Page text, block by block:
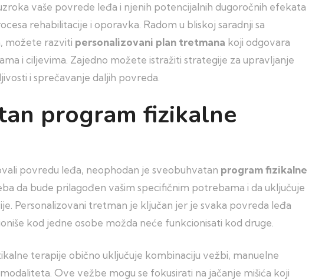
vaše povrede leđa i njenih potencijalnih dugoročnih efekata
rehabilitacije i oporavka. Radom u bliskoj saradnji sa
možete razviti personalizovani plan tretmana koji odgovara
i ciljevima. Zajedno možete istražiti strategije za upravljanje
i sprečavanje daljih povreda.
program fizikalne
povredu leđa, neophodan je sveobuhvatan program fizikalne
da bude prilagođen vašim specifičnim potrebama i da uključuje
Personalizovani tretman je ključan jer je svaka povreda leđa
kod jedne osobe možda neće funkcionisati kod druge.
terapije obično uključuje kombinaciju vežbi, manuelne
Ove vežbe mogu se fokusirati na jačanje mišića koji